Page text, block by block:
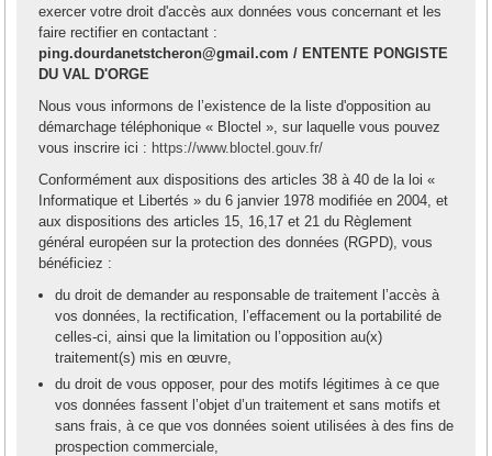
exercer votre droit d'accès aux données vous concernant et les
faire rectifier en contactant :
ping.dourdanetstcheron@gmail.com / ENTENTE PONGISTE
DU VAL D'ORGE
Nous vous informons de l’existence de la liste d'opposition au
démarchage téléphonique « Bloctel », sur laquelle vous pouvez
vous inscrire ici : https://www.bloctel.gouv.fr/
Conformément aux dispositions des articles 38 à 40 de la loi «
Informatique et Libertés » du 6 janvier 1978 modifiée en 2004, et
aux dispositions des articles 15, 16,17 et 21 du Règlement
général européen sur la protection des données (RGPD), vous
bénéficiez :
du droit de demander au responsable de traitement l’accès à
vos données, la rectification, l’effacement ou la portabilité de
celles-ci, ainsi que la limitation ou l’opposition au(x)
traitement(s) mis en œuvre,
du droit de vous opposer, pour des motifs légitimes à ce que
vos données fassent l’objet d’un traitement et sans motifs et
sans frais, à ce que vos données soient utilisées à des fins de
prospection commerciale,